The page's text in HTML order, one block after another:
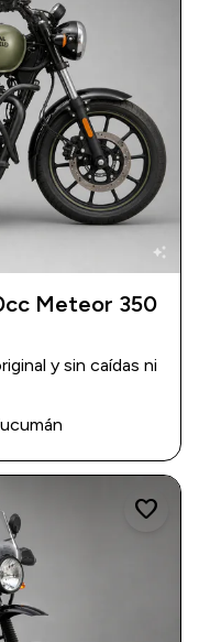
auto_awesome
Meteor 350
y sin caídas ni
favorite